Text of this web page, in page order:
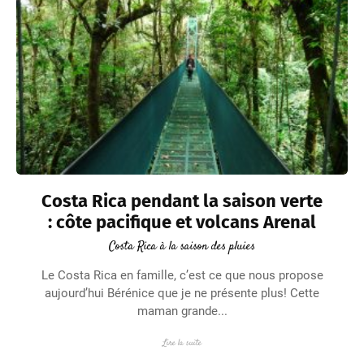
Costa Rica pendant la saison verte
: côte pacifique et volcans Arenal
Costa Rica à la saison des pluies
Le Costa Rica en famille, c’est ce que nous propose
aujourd’hui Bérénice que je ne présente plus! Cette
maman grande...
Lire la suite